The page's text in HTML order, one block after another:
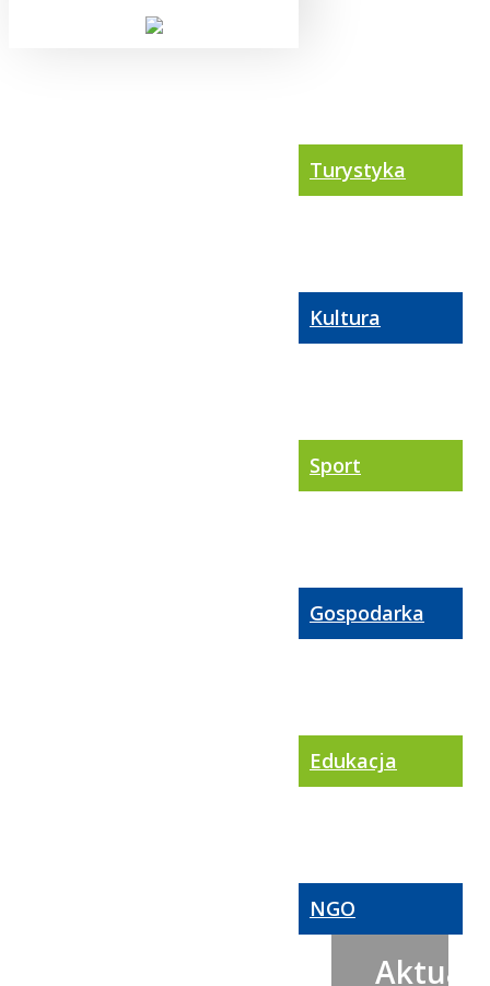
Turystyka
Kultura
Sport
Gospodarka
Edukacja
NGO